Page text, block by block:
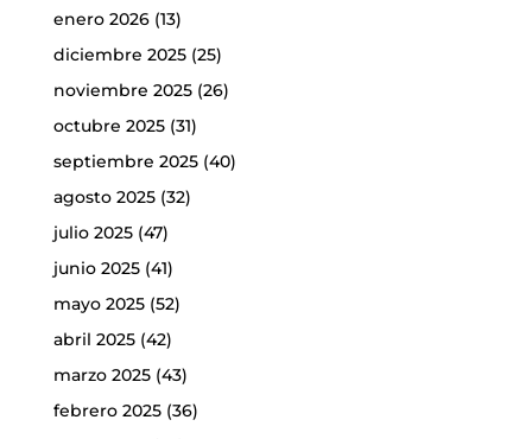
enero 2026(13)
diciembre 2025(25)
noviembre 2025(26)
octubre 2025(31)
septiembre 2025(40)
agosto 2025(32)
julio 2025(47)
junio 2025(41)
mayo 2025(52)
abril 2025(42)
marzo 2025(43)
febrero 2025(36)